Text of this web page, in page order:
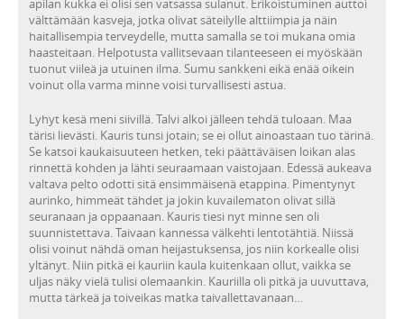
apilan kukka ei olisi sen vatsassa sulanut. Erikoistuminen auttoi
välttämään kasveja, jotka olivat säteilylle alttiimpia ja näin
haitallisempia terveydelle, mutta samalla se toi mukana omia
haasteitaan. Helpotusta vallitsevaan tilanteeseen ei myöskään
tuonut viileä ja utuinen ilma. Sumu sankkeni eikä enää oikein
voinut olla varma minne voisi turvallisesti astua.
Lyhyt kesä meni siivillä. Talvi alkoi jälleen tehdä tuloaan. Maa
tärisi lievästi. Kauris tunsi jotain; se ei ollut ainoastaan tuo tärinä.
Se katsoi kaukaisuuteen hetken, teki päättäväisen loikan alas
rinnettä kohden ja lähti seuraamaan vaistojaan. Edessä aukeava
valtava pelto odotti sitä ensimmäisenä etappina. Pimentynyt
aurinko, himmeät tähdet ja jokin kuvailematon olivat sillä
seuranaan ja oppaanaan. Kauris tiesi nyt minne sen oli
suunnistettava. Taivaan kannessa välkehti lentotähtiä. Niissä
olisi voinut nähdä oman heijastuksensa, jos niin korkealle olisi
yltänyt. Niin pitkä ei kauriin kaula kuitenkaan ollut, vaikka se
uljas näky vielä tulisi olemaankin. Kauriilla oli pitkä ja uuvuttava,
mutta tärkeä ja toiveikas matka taivallettavanaan…